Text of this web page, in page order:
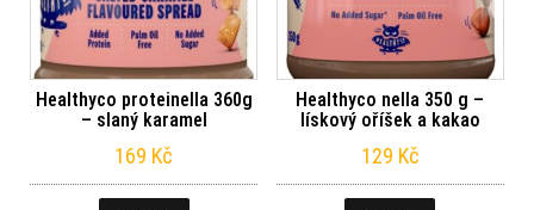
Healthyco proteinella 360g
– slaný karamel
169 Kč
Healthyco nella 350 g –
lískový oříšek a kakao
129 Kč